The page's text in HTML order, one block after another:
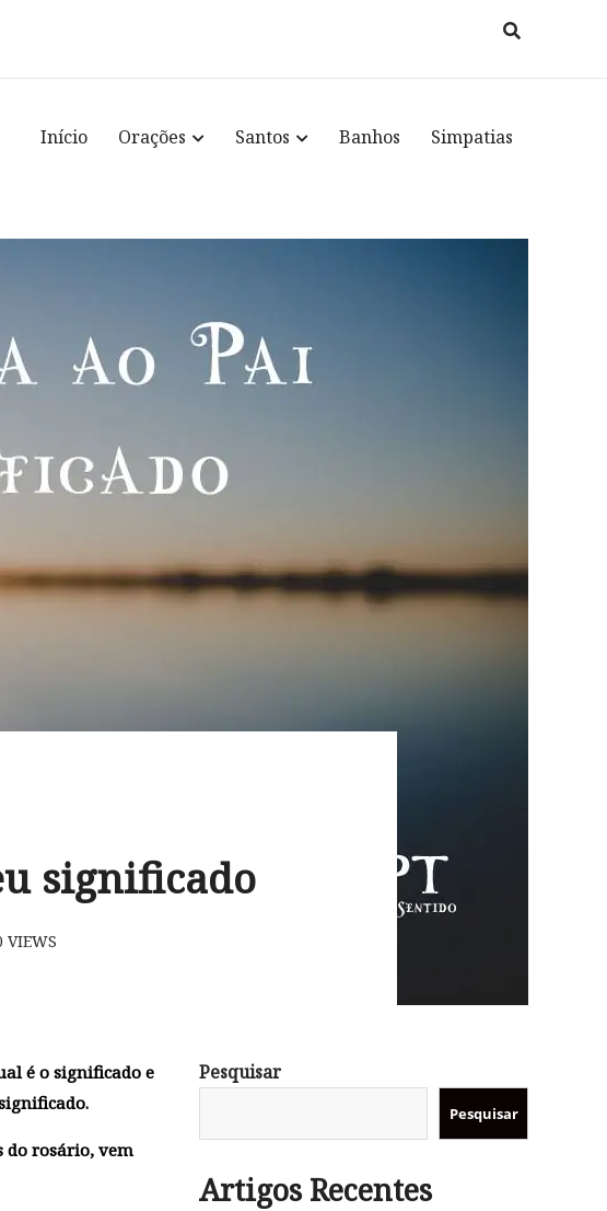
Início Orações Santos Banhos Simpatias
significado
VIEWS
é o significado e
do rosário, vem
Pesquisar
Pesquisar
Artigos Recentes